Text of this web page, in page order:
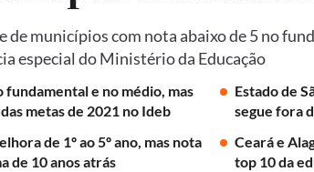
de municípios com nota abaixo de 5 no
especial do Ministério da Educação
fundamental e no médio, mas
metas de 2021 no Ideb
Estado de
segue fora
de 1º ao 5º ano, mas nota
de 10 anos atrás
Ceará e
top 10 da